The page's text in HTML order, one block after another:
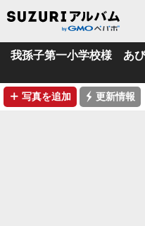
➕ 写真を追加 ⚡ 更新情報